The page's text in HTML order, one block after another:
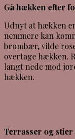
Gå hækken efter
Udnyt at hækken
nemmere kan
brombær, vilde
overtage hækken.
langt nede mod
hækken.
Terrasser og